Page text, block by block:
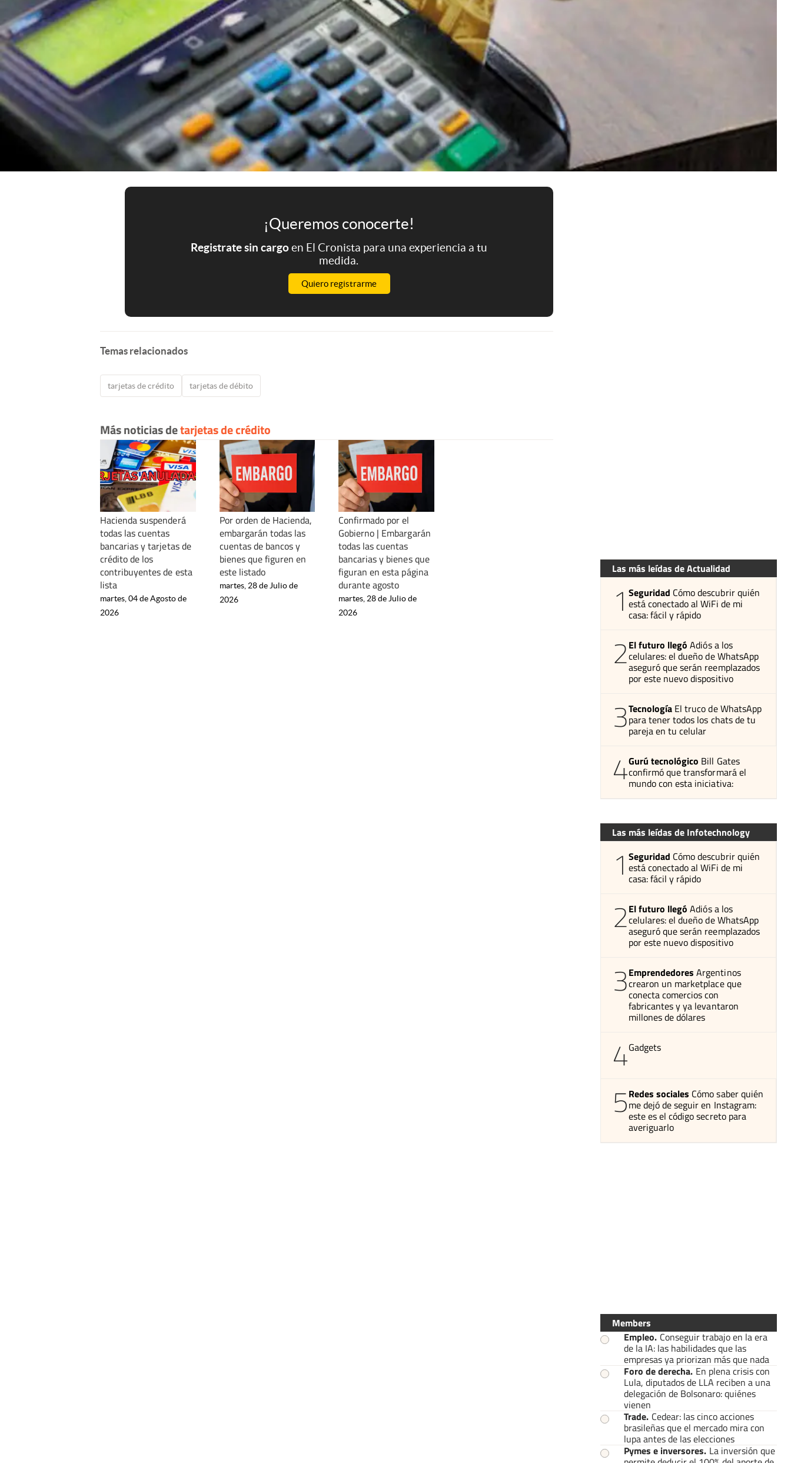
¡Queremos conocerte!
Registrate sin cargoen El Cronista para una experiencia a tu
medida.
Quiero registrarme
Temas relacionados
tarjetas de crédito tarjetas de débito
Más noticias detarjetas de crédito
Hacienda suspenderá
todas las cuentas
bancarias y tarjetas de
crédito de los
contribuyentes de esta
lista
martes, 04 de Agosto de
2026
Por orden de Hacienda,
embargarán todas las
cuentas de bancos y
bienes que figuren en
este listado
martes, 28 de Julio de
2026
Confirmado por el
Gobierno | Embargarán
todas las cuentas
bancarias y bienes que
figuran en esta página
durante agosto
martes, 28 de Julio de
2026
Las más leídas de Actualidad
1 Seguridad Cómo descubrir quién
está conectado al WiFi de mi
casa: fácil y rápido
2El futuro llegó Adiós a los
celulares: el dueño de WhatsApp
aseguró que serán reemplazados
por este nuevo dispositivo
3Tecnología El truco de WhatsApp
para tener todos los chats de tu
pareja en tu celular
4Gurú tecnológico Bill Gates
confirmó que transformará el
mundo con esta iniciativa:
Las más leídas de Infotechnology
1 Seguridad Cómo descubrir quién
está conectado al WiFi de mi
casa: fácil y rápido
2El futuro llegó Adiós a los
celulares: el dueño de WhatsApp
aseguró que serán reemplazados
por este nuevo dispositivo
3Emprendedores Argentinos
crearon un marketplace que
conecta comercios con
fabricantes y ya levantaron
millones de dólares
4Gadgets
5Redes sociales Cómo saber quién
me dejó de seguir en Instagram:
este es el código secreto para
averiguarlo
Members
Empleo. Conseguir trabajo en la era
de la IA: las habilidades que las
empresas ya priorizan más que nada
Foro de derecha. En plena crisis con
Lula, diputados de LLA reciben a una
delegación de Bolsonaro: quiénes
vienen
Trade. Cedear: las cinco acciones
brasileñas que el mercado mira con
lupa antes de las elecciones
Pymes e inversores. La inversión que